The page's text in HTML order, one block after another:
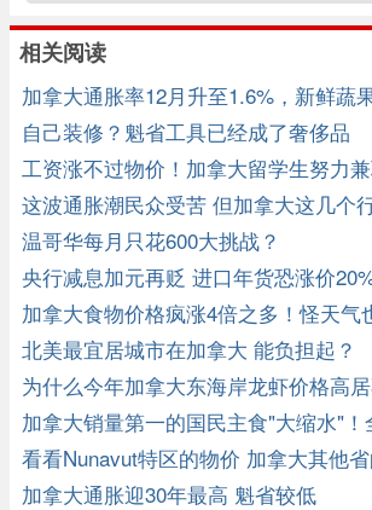
相关阅读
加拿大通胀率12月升至1.6%，新鲜蔬
自己装修？魁省工具已经成了奢侈品
工资涨不过物价！加拿大留学生努力
空！
这波通胀潮民众受苦 但加拿大这几个
温哥华每月只花600大挑战？
央行减息加元再贬 进口年货恐涨价
加拿大食物价格疯涨4倍之多！怪天气
北美最宜居城市在加拿大 能负担起？
为什么今年加拿大东海岸龙虾价格高
加拿大销量第一的国民主食"大缩水"！
看看Nunavut特区的物价 加拿大其他
加拿大通胀迎30年最高 魁省较低